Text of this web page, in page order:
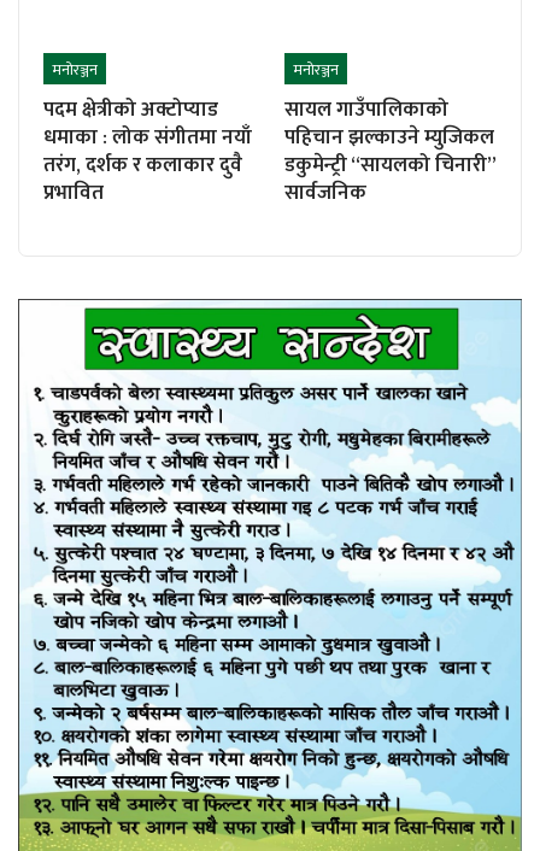
मनाेरञ्जन
पदम क्षेत्रीको अक्टोप्याड
धमाका : लोक संगीतमा नयाँ
तरंग, दर्शक र कलाकार दुवै
प्रभावित
मनाेरञ्जन
सायल गाउँपालिकाको
पहिचान झल्काउने म्युजिकल
डकुमेन्ट्री “सायलको चिनारी”
सार्वजनिक